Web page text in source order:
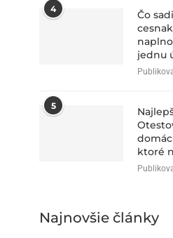
4
Čo
jednu
5
ktoré
Najnovšie články